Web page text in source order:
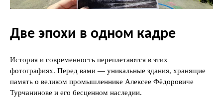
Две эпохи в одном кадре
История и современность переплетаются в этих
фотографиях. Перед вами — уникальные здания, хранящие
память о великом промышленнике Алексее Фёдоровиче
Турчанинове и его бесценном наследии.